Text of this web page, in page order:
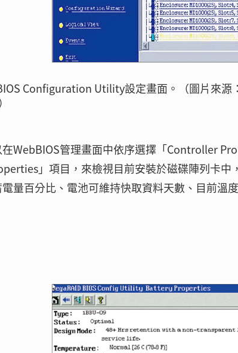
Configuration Utility設定畫面。（圖片來源
WebBIOS管理畫面中依序選擇「Controller
」項目，來檢視目前安裝於磁碟陣列卡中
量百分比、電池可維持快取資料天數、目前溫